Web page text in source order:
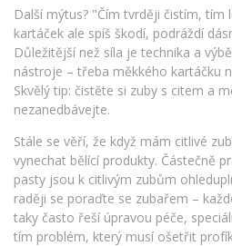
Další mýtus? "Čím tvrději čistím, tím
kartáček ale spíš škodí, podráždí
Důležitější než síla je technika a
nástroje – třeba měkkého kartáčku
Skvělý tip: čistěte si zuby s citem a
nezanedbávejte.
Stále se věří, že když mám citlivé
vynechat bělící produkty. Částečně
pasty jsou k citlivým zubům
raději se poraďte se zubařem –
taky často řeší úpravou péče,
tím problém, který musí ošetřit